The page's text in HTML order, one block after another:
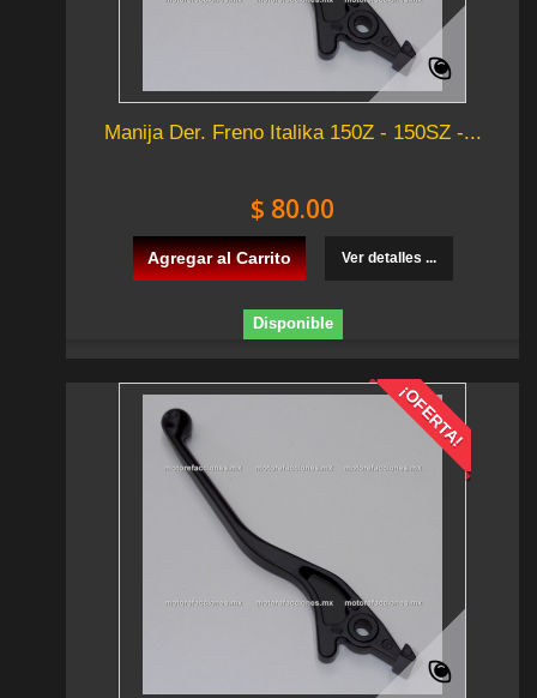
Manija Der. Freno Italika 150Z - 150SZ -...
$ 80.00
Agregar al Carrito Ver detalles ...
Disponible
¡OFERTA!